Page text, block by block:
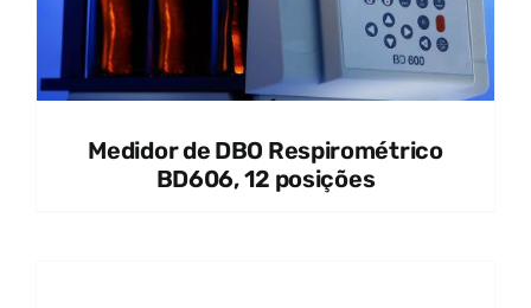
Medidor de DBO Respirométrico
BD606, 12 posições